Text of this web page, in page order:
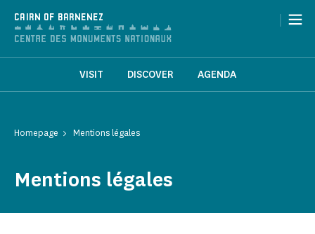
CAIRN OF BARNENEZ |
VISIT DISCOVER AGENDA
Homepage Mentions légales
Mentions légales